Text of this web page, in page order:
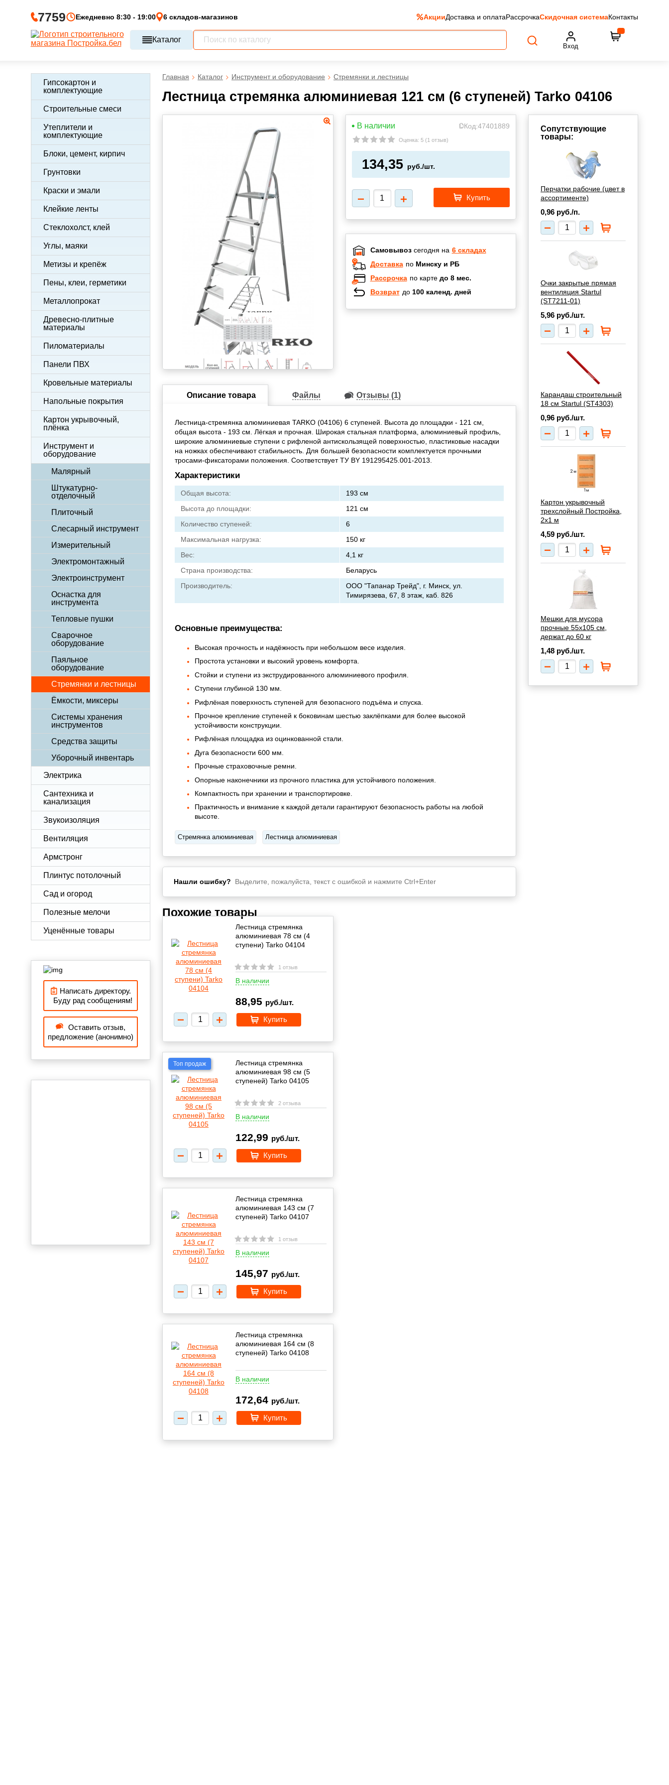
7759 Ежедневно 8:30 - 19:00 6 складов-магазинов АкцииДоставка и оплатаРассрочкаСкидочная системаКонтакты
Каталог
Вход
Гипсокартон и
комплектующие
Строительные смеси
Утеплители и
комплектующие
Блоки, цемент, кирпич
Грунтовки
Краски и эмали
Клейкие ленты
Стеклохолст, клей
Углы, маяки
Метизы и крепёж
Пены, клеи, герметики
Металлопрокат
Древесно-плитные
материалы
Пиломатериалы
Панели ПВХ
Кровельные материалы
Напольные покрытия
Картон укрывочный,
плёнка
Инструмент и
оборудование
Малярный
Штукатурно-
отделочный
Плиточный
Слесарный инструмент
Измерительный
Электромонтажный
Электроинструмент
Оснастка для
инструмента
Тепловые пушки
Сварочное
оборудование
Паяльное
оборудование
Стремянки и лестницы
Ёмкости, миксеры
Системы хранения
инструментов
Средства защиты
Уборочный инвентарь
Электрика
Сантехника и
канализация
Звукоизоляция
Вентиляция
Армстронг
Плинтус потолочный
Сад и огород
Полезные мелочи
Уценённые товары
Написать директору.
Буду рад сообщениям!
Оставить отзыв,
предложение (анонимно)
Главная Каталог Инструмент и оборудование Стремянки и лестницы
Лестница стремянка алюминиевая 121 см (6 ступеней) Tarko 04106
В наличии Код:47401889
Оценка: 5(1 отзыв)
134,35 руб./шт.
Купить
Самовывозсегодня на 6 складах
Доставка по Минску и РБ
Рассрочка по карте до 8 мес.
Возврат до 100 календ. дней
Описание товара Файлы Отзывы (1)
Лестница-стремянка алюминиевая TARKO (04106) 6 ступеней. Высота до площадки - 121 см,
общая высота - 193 см. Лёгкая и прочная. Широкая стальная платформа, алюминиевый профиль,
широкие алюминиевые ступени с рифленой антискользящей поверхностью, пластиковые насадки
на ножках обеспечивают стабильность. Для большей безопасности комплектуется прочными
тросами-фиксаторами положения. Соответствует ТУ BY 191295425.001-2013.
Характеристики
Общая высота:
193 см
Высота до площадки:
121 см
Количество ступеней:
6
Максимальная нагрузка:
150 кг
Вес:
4,1 кг
Страна производства:
Беларусь
Производитель:
ООО "Тапанар Трейд", г. Минск, ул.
Тимирязева, 67, 8 этаж, каб. 826
Основные преимущества:
Высокая прочность и надёжность при небольшом весе изделия.
Простота установки и высокий уровень комфорта.
Стойки и ступени из экструдированного алюминиевого профиля.
Ступени глубиной 130 мм.
Рифлёная поверхность ступеней для безопасного подъёма и спуска.
Прочное крепление ступеней к боковинам шестью заклёпками для более высокой
устойчивости конструкции.
Рифлёная площадка из оцинкованной стали.
Дуга безопасности 600 мм.
Прочные страховочные ремни.
Опорные наконечники из прочного пластика для устойчивого положения.
Компактность при хранении и транспортировке.
Практичность и внимание к каждой детали гарантируют безопасность работы на любой
высоте.
Стремянка алюминиевая Лестница алюминиевая
Нашли ошибку? Выделите, пожалуйста, текст с ошибкой и нажмите Ctrl+Enter
Похожие товары
Лестница стремянка
алюминиевая 78 см (4
ступени) Tarko 04104
1 отзыв
В наличии
88,95 руб./шт.
Купить
Топ продаж
Лестница стремянка
алюминиевая 98 см (5
ступеней) Tarko 04105
2 отзыва
В наличии
122,99 руб./шт.
Купить
Лестница стремянка
алюминиевая 143 см (7
ступеней) Tarko 04107
1 отзыв
В наличии
145,97 руб./шт.
Купить
Лестница стремянка
алюминиевая 164 см (8
ступеней) Tarko 04108
В наличии
172,64 руб./шт.
Купить
Сопутствующие
товары:
Перчатки рабочие (цвет в
ассортименте)
0,96 руб./п.
Очки закрытые прямая
вентиляция Startul
(ST7211-01)
5,96 руб./шт.
Карандаш строительный
18 см Startul (ST4303)
0,96 руб./шт.
Картон укрывочный
трехслойный Постройка,
2х1 м
4,59 руб./шт.
Мешки для мусора
прочные 55х105 см,
держат до 60 кг
1,48 руб./шт.